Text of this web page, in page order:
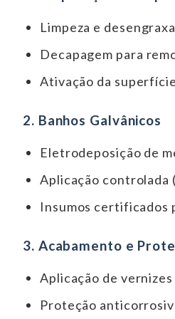
Limpeza e
Decapagem para
Ativação da
2. Banhos Galvânicos
Eletrodeposição de
Aplicação controlada
Insumos certificados
3. Acabamento e
Aplicação de
Proteção